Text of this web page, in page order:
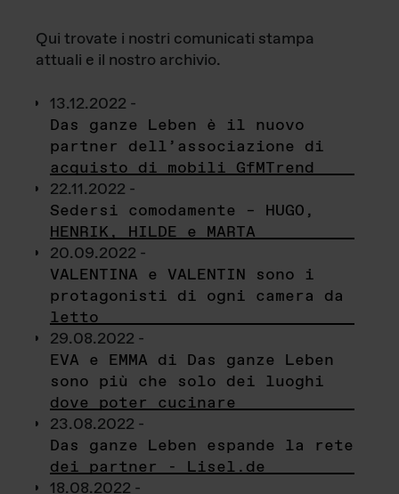
Qui trovate i nostri comunicati stampa
attuali e il nostro archivio.
13.12.2022 -
Das ganze Leben è il nuovo
partner dell’associazione di
acquisto di mobili GfMTrend
22.11.2022 -
Sedersi comodamente – HUGO,
HENRIK, HILDE e MARTA
20.09.2022 -
VALENTINA e VALENTIN sono i
protagonisti di ogni camera da
letto
29.08.2022 -
EVA e EMMA di Das ganze Leben
sono più che solo dei luoghi
dove poter cucinare
23.08.2022 -
Das ganze Leben espande la rete
dei partner - Lisel.de
18.08.2022 -